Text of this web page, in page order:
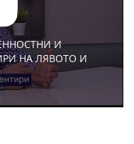
И
НА ЛЯВОТО И